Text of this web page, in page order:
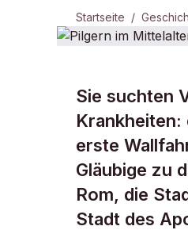
Startseite /
GESCHICHTE &
Sie suchten
Krankheiten:
erste
Gläubige zu
Rom, die
Stadt des